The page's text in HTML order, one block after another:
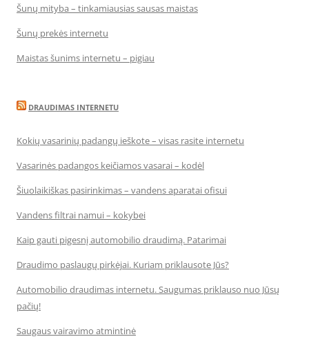
Šunų mityba – tinkamiausias sausas maistas
Šunų prekės internetu
Maistas šunims internetu – pigiau
DRAUDIMAS INTERNETU
Kokių vasarinių padangų ieškote – visas rasite internetu
Vasarinės padangos keičiamos vasarai – kodėl
Šiuolaikiškas pasirinkimas – vandens aparatai ofisui
Vandens filtrai namui – kokybei
Kaip gauti pigesnį automobilio draudimą. Patarimai
Draudimo paslaugų pirkėjai. Kuriam priklausote Jūs?
Automobilio draudimas internetu. Saugumas priklauso nuo Jūsų
pačių!
Saugaus vairavimo atmintinė